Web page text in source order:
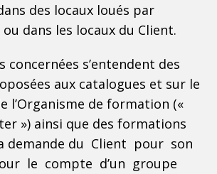
des locaux loués par
ou dans les locaux du Client.
concernées s’entendent des
aux catalogues et sur le
l’Organisme de formation («
») ainsi que des formations
demande du Client pour son
le compte d’un groupe